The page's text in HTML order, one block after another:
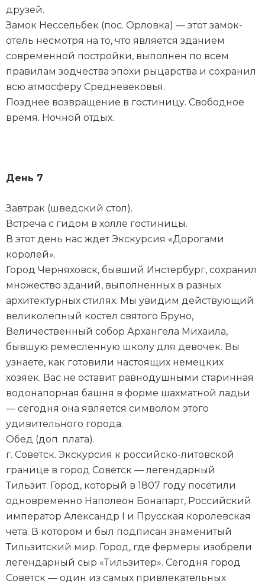
друзей.
Замок Нессельбек (пос. Орловка) — этот замок-
отель несмотря на то, что является зданием
современной постройки, выполнен по всем
правилам зодчества эпохи рыцарства и сохранил
всю атмосферу Средневековья.
Позднее возвращение в гостиницу. Свободное
время. Ночной отдых.
День 7
Завтрак (шведский стол).
Встреча с гидом в холле гостиницы.
В этот день нас ждет Экскурсия «Дорогами
королей».
Город Черняховск, бывший Инстербург, сохранил
множество зданий, выполненных в разных
архитектурных стилях. Мы увидим действующий
великолепный костел святого Бруно,
Величественный собор Архангела Михаила,
бывшую ремесленную школу для девочек. Вы
узнаете, как готовили настоящих немецких
хозяек. Вас не оставит равнодушными старинная
водонапорная башня в форме шахматной ладьи
— сегодня она является символом этого
удивительного города.
Обед (доп. плата).
г. Советск. Экскурсия к российско-литовской
границе в город Советск — легендарный
Тильзит. Город, который в 1807 году посетили
одновременно Наполеон Бонапарт, Российский
император Александр I и Прусская королевская
чета. В котором и был подписан знаменитый
Тильзитский мир. Город, где фермеры изобрели
легендарный сыр «Тильзитер». Сегодня город
Советск — один из самых привлекательных